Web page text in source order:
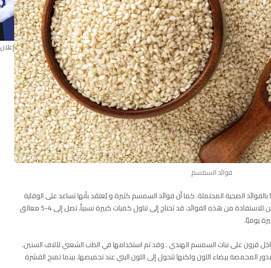
فوائد السمسم
الصحية المحتملة. كما أن فوائد السمسم كثيرة و يُعتقد بأنها تساعد على الوقاية
والتهاب المفاصل. ولكن للاستفادة من هذه الفوائد، قد تحتاج إلى تناول كميات كبيرة نسبياً، تصل إلى 4-5 معالق
يوميًا.
قرون على نبات السمسم الهندي . وقد تم استخدامها في الطب الشعبي لآلاف السنين.
بيضاء اللون ولكنها تتحول إلى اللون البني عند تحميصها. بينما تمنح القشرة
إعلان